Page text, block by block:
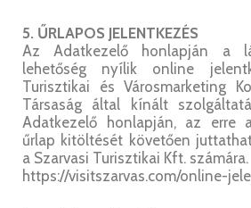
5. ŰRLAPOS JELENTKEZÉS
Az Adatkezelő honlapján a
lehetőség nyílik online
Turisztikai és Városmarketing
Társaság által kínált
Adatkezelő honlapján, az erre
űrlap kitöltését követően
a Szarvasi Turisztikai Kft. számára.
https://visitszarvas.com/online-